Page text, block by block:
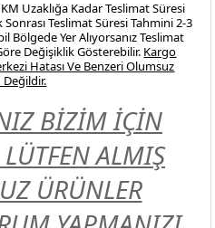
Uzaklığa Kadar Teslimat Süresi
Teslimat Süresi Tahmini 2-3
Bölgede Yer Alıyorsanız Teslimat
Değişiklik Gösterebilir. Kargo
Hatası Ve Benzeri Olumsuz
Değildir.
BİZİM İÇİN
ALMIŞ
ÜRÜNLER